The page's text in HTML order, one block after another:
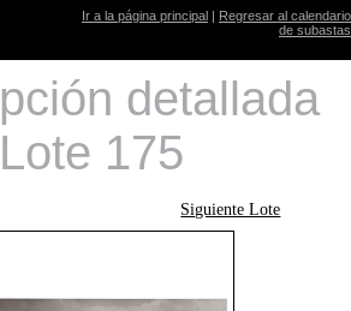
Ir a la página principal | Regresar al calendario
de subastas
detallada
Lote 175
Siguiente Lote